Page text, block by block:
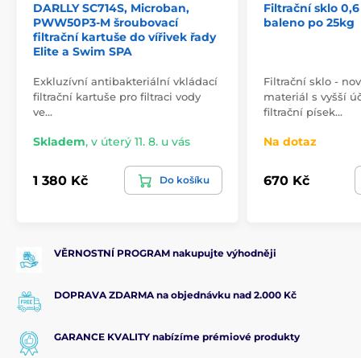
DARLLY SC714S, Microban,
PWW50P3-M šroubovací
filtrační kartuše do vířivek řady
Elite a Swim SPA
Exkluzívní antibakteriální vkládací
filtrační kartuše pro filtraci vody
ve…
Skladem, v úterý 11. 8. u vás
1 380 Kč Do košíku
Filtrační sklo 0,6
baleno po 25kg
Filtrační sklo -
materiál s vyšší
filtrační písek…
Na dotaz
670 Kč
VĚRNOSTNÍ PROGRAM nakupujte výhodněji
DOPRAVA ZDARMA na objednávku nad 2.000 Kč
GARANCE KVALITY nabízíme prémiové produkty